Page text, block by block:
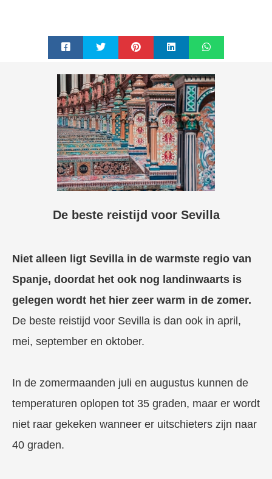
De beste reistijd voor Sevilla
Niet alleen ligt Sevilla in de warmste regio van
Spanje, doordat het ook nog landinwaarts is
gelegen wordt het hier zeer warm in de zomer.
De beste reistijd voor Sevilla is dan ook in april,
mei, september en oktober.
In de zomermaanden juli en augustus kunnen de
temperaturen oplopen tot 35 graden, maar er wordt
niet raar gekeken wanneer er uitschieters zijn naar
40 graden.